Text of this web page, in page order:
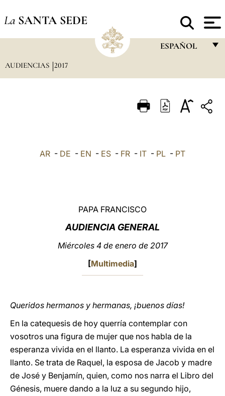
La SANTA SEDE
ESPAÑOL
ITALIANO
LATINE
AUDIENCIAS 2017
AR - DE - EN - ES - FR - IT - PL - PT
PAPA FRANCISCO
AUDIENCIA GENERAL
Miércoles 4 de enero de 2017
[Multimedia]
Queridos hermanos y hermanas, ¡buenos días!
En la catequesis de hoy querría contemplar con
vosotros una figura de mujer que nos habla de la
esperanza vivida en el llanto. La esperanza vivida en el
llanto. Se trata de Raquel, la esposa de Jacob y madre
de José y Benjamín, quien, como nos narra el Libro del
Génesis, muere dando a la luz a su segundo hijo,